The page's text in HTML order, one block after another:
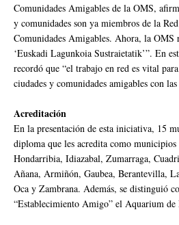
Comunidades Amigables de la OMS,
y comunidades son ya miembros de la
Comunidades Amigables. Ahora, la OMS
‘Euskadi Lagunkoia Sustraietatik’”. En
recordó que “el trabajo en red es vital
ciudades y comunidades amigables con las
Acreditación
En la presentación de esta iniciativa, 15
diploma que les acredita como
Hondarribia, Idiazabal, Zumarraga,
Añana, Armiñón, Gaubea, Berantevilla,
Oca y Zambrana. Además, se distinguió
“Establecimiento Amigo” el Aquarium de